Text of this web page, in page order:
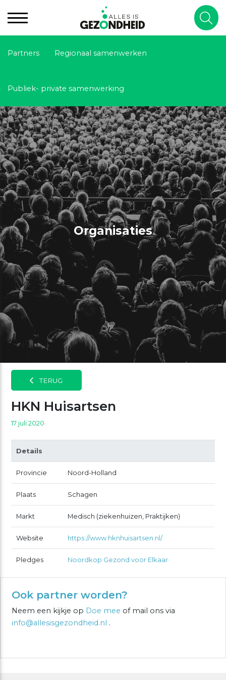
Partners Regionaal samenwerken
Publiek- private samenwerking
Organisaties
TERUG
HKN Huisartsen
17 juli 2020
Details
Provincie Noord-Holland
Plaats Schagen
Markt Medisch (ziekenhuizen, Praktijken)
Website https://www.hknhuisartsen.nl/
Pledges Noordkop Gezond voor Elkaar
Ook partner worden?
Neem een kijkje op Doe mee of mail ons via
info@allesisgezondheid.nl .